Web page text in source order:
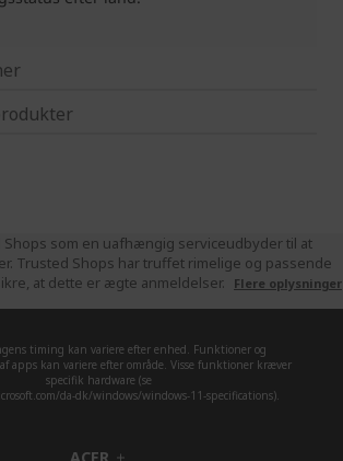
som en uafhængig serviceudbyder til at
Trusted Shops har truffet rimelige og passende
at dette er ægte anmeldelser.
Flere oplysninger
timing kan variere efter enhed. Funktioner og
apps kan variere efter område. Visse funktioner kræver
specifik hardware (se
da-dk/windows/windows-11-specifications).